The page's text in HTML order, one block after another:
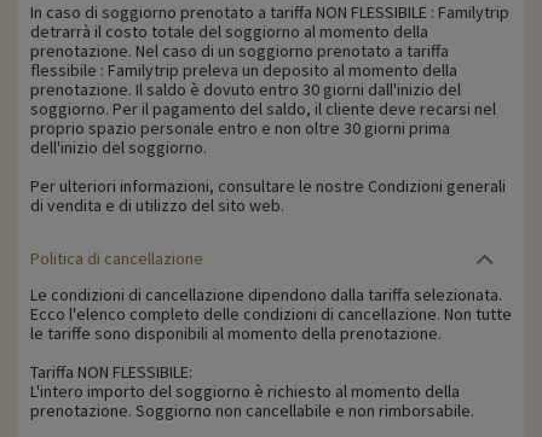
In caso di soggiorno prenotato a tariffa NON FLESSIBILE : Familytrip
detrarrà il costo totale del soggiorno al momento della
prenotazione. Nel caso di un soggiorno prenotato a tariffa
flessibile : Familytrip preleva un deposito al momento della
prenotazione. Il saldo è dovuto entro 30 giorni dall'inizio del
soggiorno. Per il pagamento del saldo, il cliente deve recarsi nel
proprio spazio personale entro e non oltre 30 giorni prima
dell'inizio del soggiorno.
Per ulteriori informazioni, consultare le nostre Condizioni generali
di vendita e di utilizzo del sito web.
Politica di cancellazione
Le condizioni di cancellazione dipendono dalla tariffa selezionata.
Ecco l'elenco completo delle condizioni di cancellazione. Non tutte
le tariffe sono disponibili al momento della prenotazione.
Tariffa NON FLESSIBILE:
L'intero importo del soggiorno è richiesto al momento della
prenotazione. Soggiorno non cancellabile e non rimborsabile.